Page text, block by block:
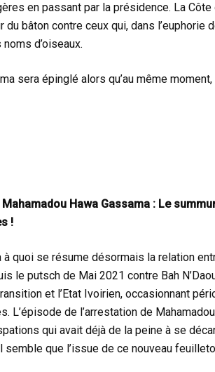
en passant par la présidence. La
du bâton contre ceux qui, dans
d’oiseaux.
sera épinglé alors qu’au même
Hawa Gassama : Le
!
à quoi se résume désormais la relation
le putsch de Mai 2021 contre Bah
et l’Etat Ivoirien, occasionnant
L’épisode de l’arrestation de
qui avait déjà de la peine à se
que l’issue de ce nouveau